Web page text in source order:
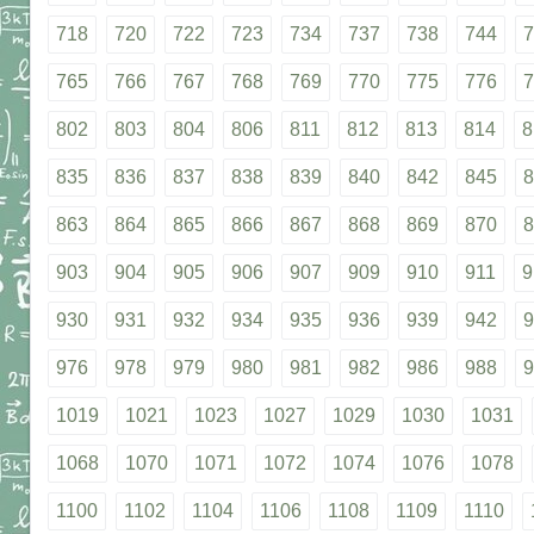
718 720 722 723 734 737 738 744
765 766 767 768 769 770 775 776
802 803 804 806 811 812 813 814
835 836 837 838 839 840 842 845
863 864 865 866 867 868 869 870
903 904 905 906 907 909 910 911
930 931 932 934 935 936 939 942
976 978 979 980 981 982 986 988
1019 1021 1023 1027 1029 1030 1031
1068 1070 1071 1072 1074 1076 1078
1100 1102 1104 1106 1108 1109 1110